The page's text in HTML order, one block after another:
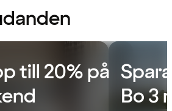
till 20% på
Bo 3